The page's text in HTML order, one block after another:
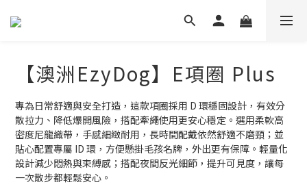
【澳洲EzyDog】E項圈 Plus
專為日常舒適與安全打造，這款項圈採用 D 環穩固設計，有效分
散拉力、降低爆開風險，搭配牽繩使用更安心穩定。選用柔軟高
密度尼龍織帶，手感細緻耐用，長時間配戴依然舒適不磨頸；並
貼心配置專屬 ID 環，方便懸掛毛孩名牌，外出更有保障。輕量化
設計減少悶熱與束縛感；搭配夜間反光細節，提升可見度，讓每
一次散步都輕鬆安心。